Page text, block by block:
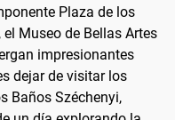
Plaza de los
Museo de Bellas Artes
impresionantes
dejar de visitar los
Baños Széchenyi,